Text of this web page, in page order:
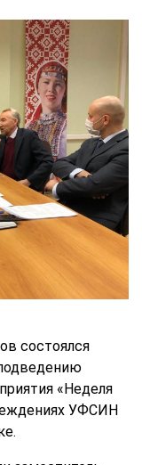
состоялся
«Неделя
УФСИН